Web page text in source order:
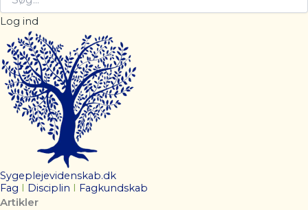
Log ind
Sygeplejevidenskab.dk
Fag
Disciplin Fagkundskab
Artikler